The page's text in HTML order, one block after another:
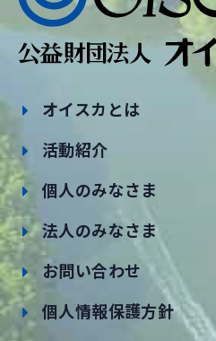
オイスカとは
活動紹介
個人のみなさま
法人のみなさま
お問い合わせ
個人情報保護方針